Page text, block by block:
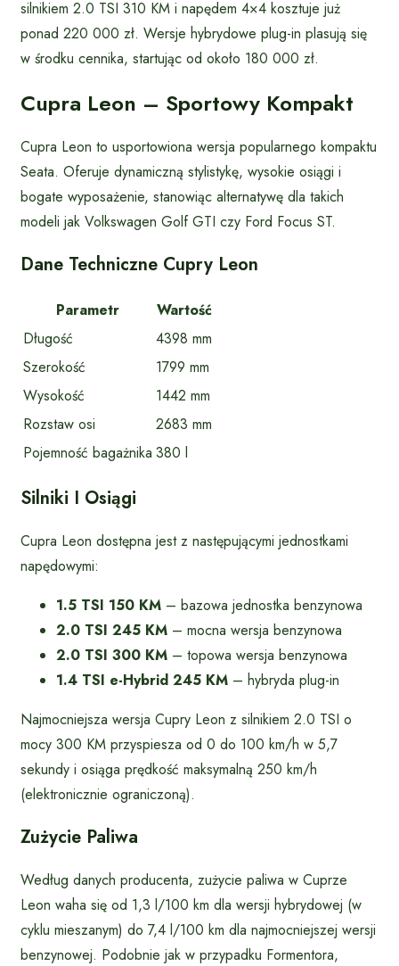
silnikiem 2.0 TSI 310 KM i napędem 4×4 kosztuje już
ponad 220 000 zł. Wersje hybrydowe plug-in plasują się
w środku cennika, startując od około 180 000 zł.
Cupra Leon – Sportowy Kompakt
Cupra Leon to usportowiona wersja popularnego kompaktu
Seata. Oferuje dynamiczną stylistykę, wysokie osiągi i
bogate wyposażenie, stanowiąc alternatywę dla takich
modeli jak Volkswagen Golf GTI czy Ford Focus ST.
Dane Techniczne Cupry Leon
Parametr
Wartość
Długość
4398 mm
Szerokość
1799 mm
Wysokość
1442 mm
Rozstaw osi
2683 mm
Pojemność bagażnika 380 l
Silniki I Osiągi
Cupra Leon dostępna jest z następującymi jednostkami
napędowymi:
1.5 TSI 150 KM – bazowa jednostka benzynowa
2.0 TSI 245 KM – mocna wersja benzynowa
2.0 TSI 300 KM – topowa wersja benzynowa
1.4 TSI e-Hybrid 245 KM – hybryda plug-in
Najmocniejsza wersja Cupry Leon z silnikiem 2.0 TSI o
mocy 300 KM przyspiesza od 0 do 100 km/h w 5,7
sekundy i osiąga prędkość maksymalną 250 km/h
(elektronicznie ograniczoną).
Zużycie Paliwa
Według danych producenta, zużycie paliwa w Cuprze
Leon waha się od 1,3 l/100 km dla wersji hybrydowej (w
cyklu mieszanym) do 7,4 l/100 km dla najmocniejszej wersji
benzynowej. Podobnie jak w przypadku Formentora,